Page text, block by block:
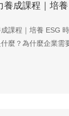
課程｜培養 ESG
麼？為什麼企業需
）、社會（Social